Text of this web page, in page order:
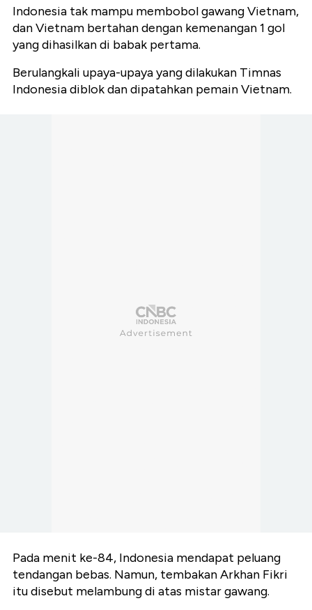
Indonesia tak mampu membobol gawang Vietnam,
dan Vietnam bertahan dengan kemenangan 1 gol
yang dihasilkan di babak pertama.
Berulangkali upaya-upaya yang dilakukan Timnas
Indonesia diblok dan dipatahkan pemain Vietnam.
Pada menit ke-84, Indonesia mendapat peluang
tendangan bebas. Namun, tembakan Arkhan Fikri
itu disebut melambung di atas mistar gawang.